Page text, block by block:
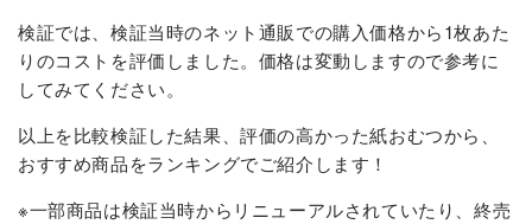
検証では、検証当時のネット通販での購入価格から1枚あた
りのコストを評価しました。価格は変動しますので参考に
してみてください。
以上を比較検証した結果、評価の高かった紙おむつから、
おすすめ商品をランキングでご紹介します！
※一部商品は検証当時からリニューアルされていたり、終売